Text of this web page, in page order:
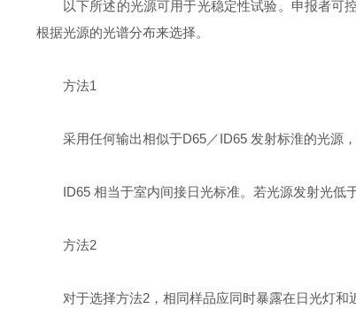
以下所述的光源可用于光稳定性试验。申报者可
根据光源的光谱分布来选择。
方法1
采用任何输出相似于D65／ID65 发射标淮的光源
ID65 相当于室内间接日光标准。若光源发射光低
方法2
对于选择方法2，相同样品应同时暴露在日光灯和